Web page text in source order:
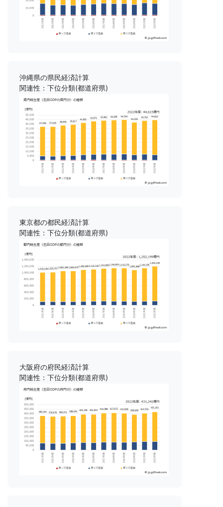
沖縄県の県民経済計算
関連性：下位分類(都道府県)
東京都の都民経済計算
関連性：下位分類(都道府県)
大阪府の府民経済計算
関連性：下位分類(都道府県)